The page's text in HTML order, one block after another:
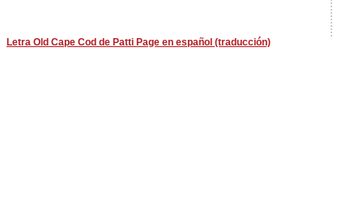
Letra Old Cape Cod de Patti Page en español (traducción)